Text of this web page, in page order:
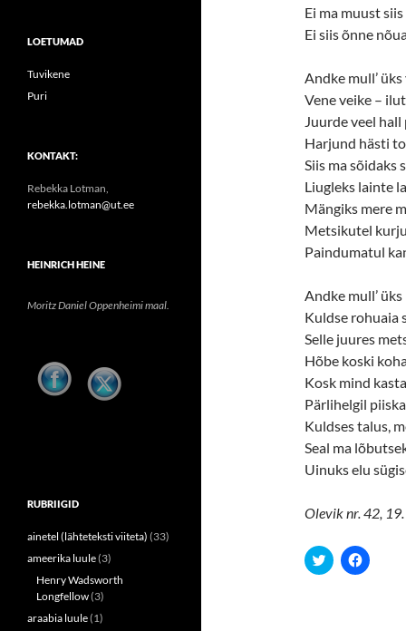
Ei ma muust
Ei siis õnne
Andke mull’
Vene veike –
Juurde veel
Harjund hästi
Siis ma sõidaks
Liugleks lainte
Mängiks mere
Metsikutel
Paindumatul
Andke mull’
Kuldse rohuaia
Selle juures
Hõbe koski
Kosk mind
Pärlihelgil
Kuldses talus,
Seal ma
Uinuks elu
Olevik nr. 42,
C
l
C
l
LOETUMAD
Tuvikene
Puri
KONTAKT:
Rebekka Lotman,
rebekka.lotman@ut.ee
HEINRICH HEINE
Moritz Daniel Oppenheimi maal.
RUBRIIGID
ainetel (lähteteksti viiteta) (33)
ameerika luule(3)
Henry Wadsworth
Longfellow(3)
araabia luule(1)